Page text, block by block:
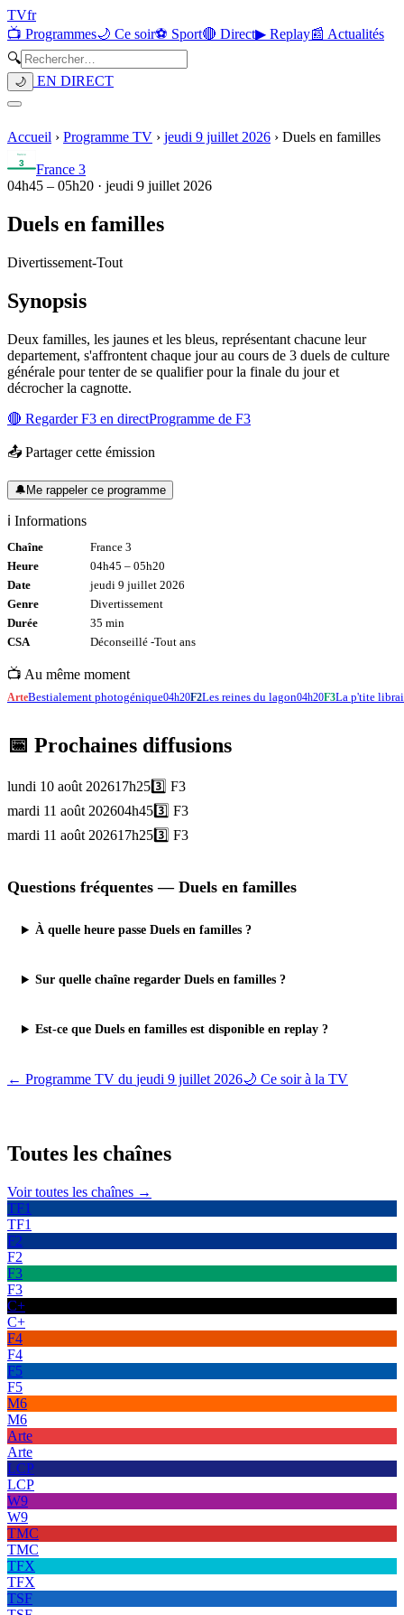
TVfr
📺 Programmes🌙 Ce soir⚽ Sport🔴 Direct▶ Replay📰 Actualités
🔍
🌙 EN DIRECT
Accueil › Programme TV › jeudi 9 juillet 2026 › Duels en familles
France 3
04h45 – 05h20 · jeudi 9 juillet 2026
Duels en familles
Divertissement-Tout
Synopsis
Deux familles, les jaunes et les bleus, représentant chacune leur
departement, s'affrontent chaque jour au cours de 3 duels de culture
générale pour tenter de se qualifier pour la finale du jour et
décrocher la cagnotte.
🔴 RegarderF3 en directProgramme de F3
📤 Partager cette émission
🔔Me rappeler ce programme
ℹ️ Informations
Chaîne
France 3
Heure
04h45 – 05h20
Date
jeudi 9 juillet 2026
Genre
Divertissement
Durée
35 min
CSA
Déconseillé -Tout ans
📺 Au même moment
ArteBestialement photogénique04h20F2Les reines du lagon04h20F3La p'tite
📅 Prochaines diffusions
lundi 10 août 202617h253️⃣ F3
mardi 11 août 202604h453️⃣ F3
mardi 11 août 202617h253️⃣ F3
Questions fréquentes — Duels en familles
À quelle heure passe Duels en familles ?
Sur quelle chaîne regarder Duels en familles ?
Est-ce que Duels en familles est disponible en replay ?
← Programme TV du jeudi 9 juillet 2026🌙 Ce soir à la TV
Toutes les chaînes
Voir toutes les chaînes →
TF1
TF1
F2
F2
F3
F3
C+
C+
F4
F4
F5
F5
M6
M6
Arte
Arte
LCP
LCP
W9
W9
TMC
TMC
TFX
TFX
TSF